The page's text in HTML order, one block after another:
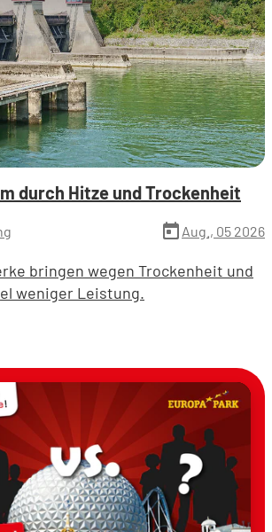
durch Hitze und Trockenheit
today Aug., 05 2026
bringen wegen Trockenheit und
weniger Leistung.